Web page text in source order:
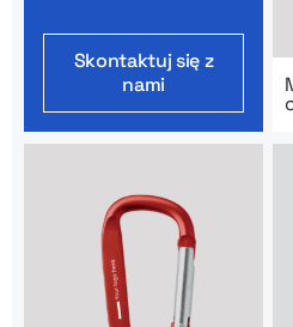
Skontaktuj się z
nami